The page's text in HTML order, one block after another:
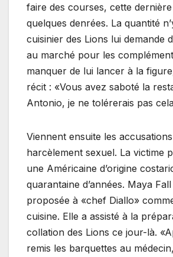
faire des courses, cette
quelques denrées. La quantité
cuisinier des Lions lui demande
au marché pour les
manquer de lui lancer à la
récit : «Vous avez saboté la
Antonio, je ne tolérerais pas
Viennent ensuite les
harcèlement sexuel. La victime
une Américaine d’origine
quarantaine d’années. Maya Fall
proposée à «chef Diallo»
cuisine. Elle a assisté à la
collation des Lions ce jour-là.
remis les barquettes au